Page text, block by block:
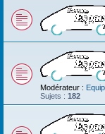
Modérateur :
Sujets : 182